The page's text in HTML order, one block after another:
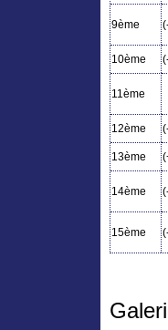
9ème
10ème
11ème
12ème
13ème
14ème
15ème